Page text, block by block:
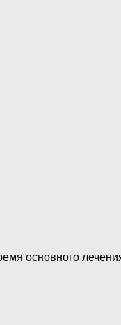
основного